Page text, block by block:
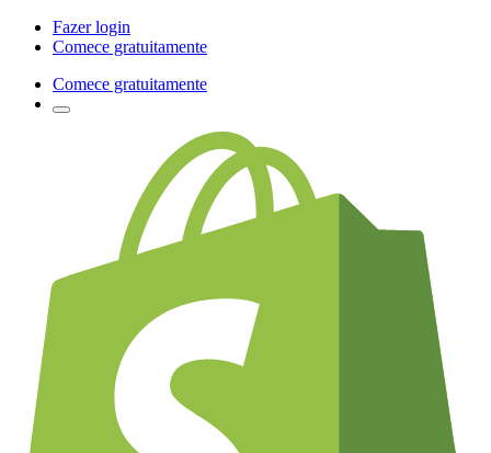
Fazer login
Comece gratuitamente
Comece gratuitamente